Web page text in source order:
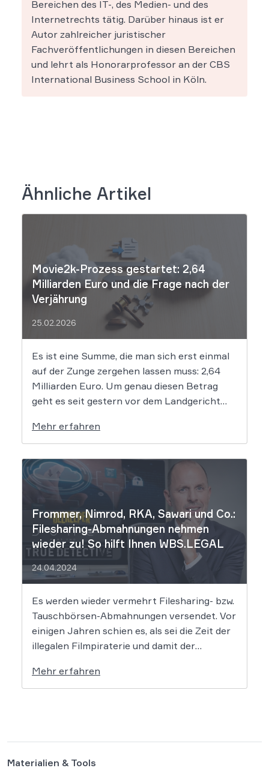
Bereichen des IT-, des Medien- und des
Internetrechts tätig. Darüber hinaus ist er
Autor zahlreicher juristischer
Fachveröffentlichungen in diesen Bereichen
und lehrt als Honorarprofessor an der CBS
International Business School in Köln.
Ähnliche Artikel
Movie2k-Prozess gestartet: 2,64
Milliarden Euro und die Frage nach der
Verjährung
25.02.2026
Es ist eine Summe, die man sich erst einmal
auf der Zunge zergehen lassen muss: 2,64
Milliarden Euro. Um genau diesen Betrag
geht es seit gestern vor dem Landgericht
mutmaßlichen Hintermänner von
„Movie2k.to“ begonnen. Das war in den
frühen 2010er Jahren eine […]
Mehr erfahren
Frommer, Nimrod, RKA, Sawari und Co.:
Filesharing-Abmahnungen nehmen
wieder zu! So hilft Ihnen WBS.LEGAL
24.04.2024
Es werden wieder vermehrt Filesharing- bzw.
Tauschbörsen-Abmahnungen versendet. Vor
einigen Jahren schien es, als sei die Zeit der
illegalen Filmpiraterie und damit der
ist nicht so. Vor allem die bekannte Kanzlei
Frommer.Legal sowie einige weitere
Mehr erfahren
Materialien & Tools